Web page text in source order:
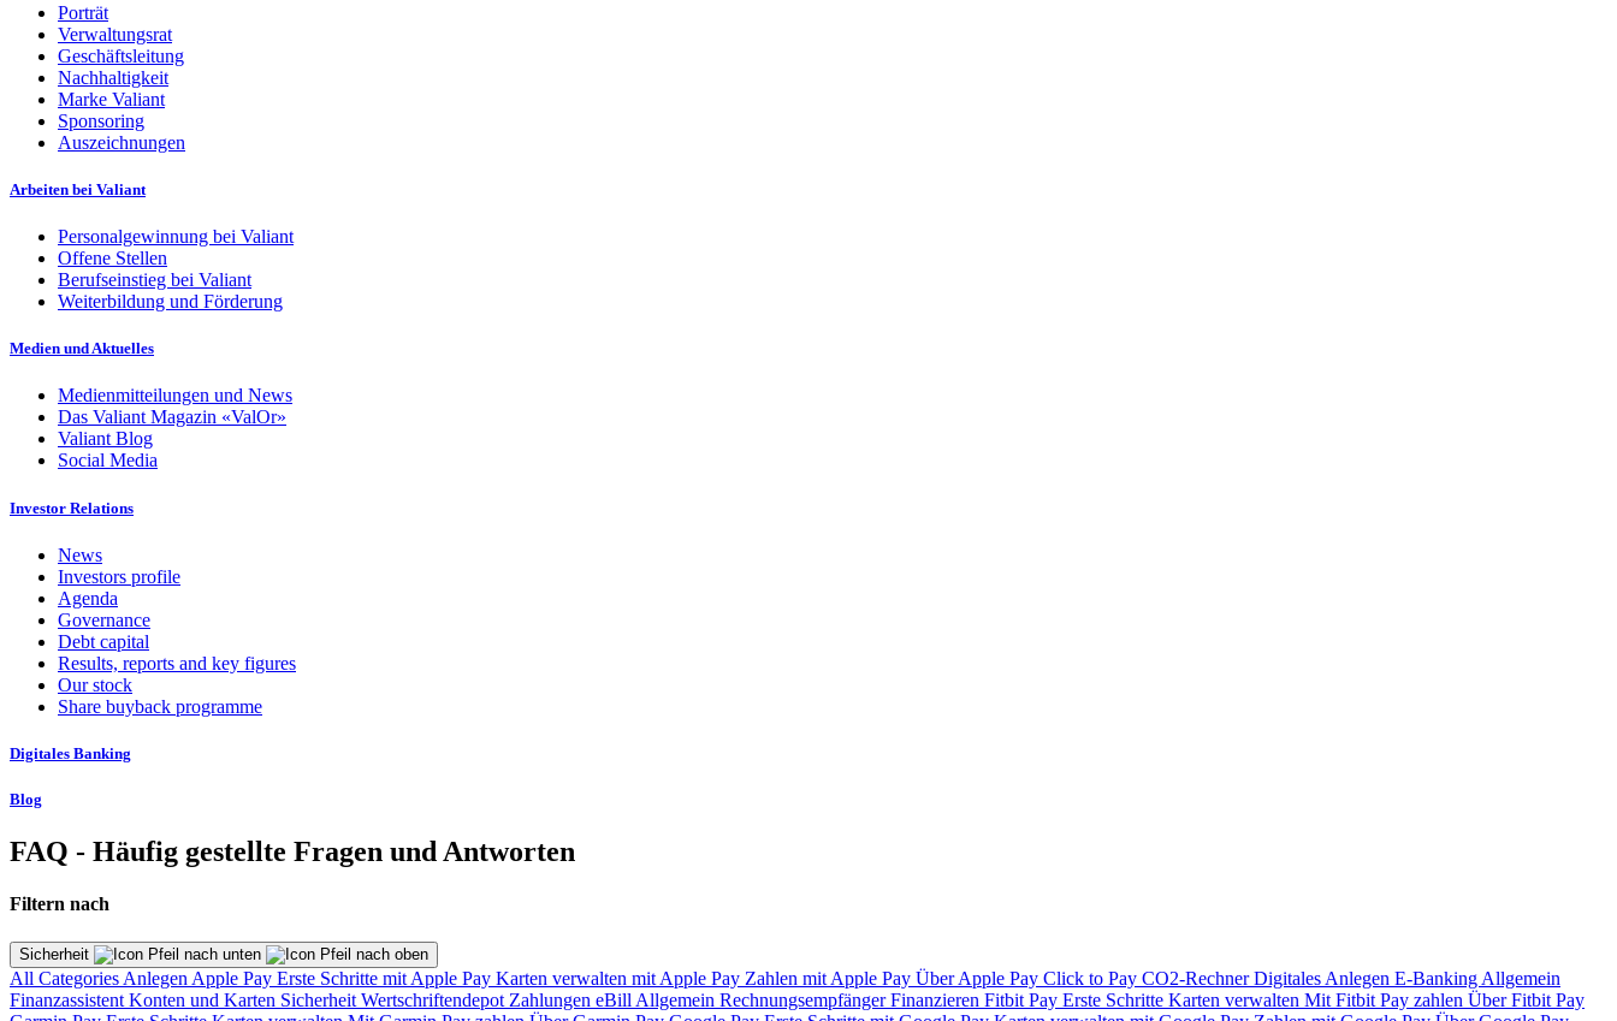
Porträt
Verwaltungsrat
Geschäftsleitung
Nachhaltigkeit
Marke Valiant
Sponsoring
Auszeichnungen
Arbeiten bei Valiant
Personalgewinnung bei Valiant
Offene Stellen
Berufseinstieg bei Valiant
Weiterbildung und Förderung
Medien und Aktuelles
Medienmitteilungen und News
Das Valiant Magazin «ValOr»
Valiant Blog
Social Media
Investor Relations
News
Investors profile
Agenda
Governance
Debt capital
Results, reports and key figures
Our stock
Share buyback programme
Digitales Banking
Blog
FAQ - Häufig gestellte Fragen und Antworten
Filtern nach
Sicherheit
All Categories Anlegen Apple Pay Erste Schritte mit Apple Pay Karten verwalten mit Apple Pay Zahlen mit Apple Pay Über Apple Pay Click to Pay CO2-RechnerDigitales Anlegen E-Banking Allgemein
Finanzassistent Konten und Karten Sicherheit Wertschriftendepot Zahlungen eBill Allgemein RechnungsempfängerFinanzieren Fitbit Pay Erste Schritte Karten verwalten Mit Fitbit Pay zahlen Über Fitbit Pay